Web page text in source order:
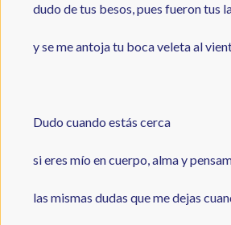
dudo de tus besos, pues fueron tus
y se me antoja tu boca veleta al
Dudo cuando estás cerca
si eres mío en cuerpo, alma y
las mismas dudas que me dejas